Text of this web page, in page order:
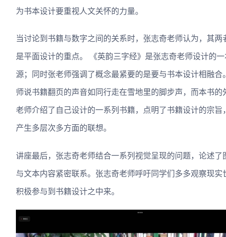
为书本设计要重视人文关怀的力量。
当讨论到书籍与数字之间的关系时，张志奇老师认为，其
是平面设计的重点。 《英韵三字经》是张志奇老师设计的
源；同时张老师强调了概念最紧要的是要与书本设计相融
师说书籍翻页的声音如同行走在雪地里的脚步声，而本书
老师介绍了自己设计的一系列书籍，点明了书籍设计的宗
产生多层次多方面的联想。
讲座最后，张志奇老师结合一系列视觉呈现的问题，论述
与文本内容紧密联系。张志奇老师呼吁同学们多多观察现
积极参与到书籍设计之中来。